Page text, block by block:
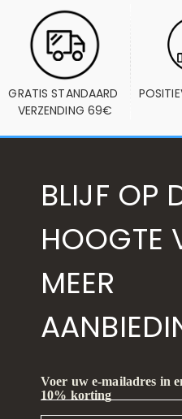
GRATIS STANDAARD
VERZENDING 69€
BLIJF OP
HOOGTE
MEER
Voer uw e-mailadres in
10% korting